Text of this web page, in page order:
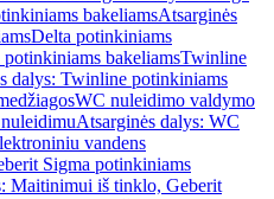
bakeliamsAtsarginės
Delta potinkiniams
bakeliamsTwinline
dalys: Twinline potinkiniams
WC nuleidimo valdymo
Atsarginės dalys: WC
vandens
Sigma potinkiniams
Maitinimui iš tinklo, Geberit